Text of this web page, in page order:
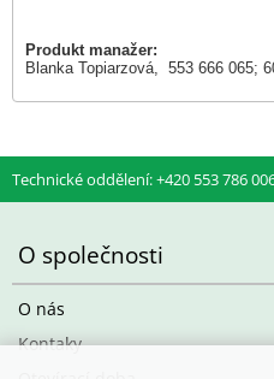
Produkt manažer:
Blanka Topiarzová, 553 666 065;
Technické oddělení: +420 553 786
O společnosti
O nás
Kontaky